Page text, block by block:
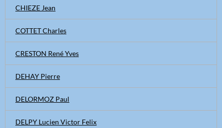
CHIEZE Jean
COTTET Charles
CRESTON René Yves
DEHAY Pierre
DELORMOZ Paul
DELPY Lucien Victor Felix